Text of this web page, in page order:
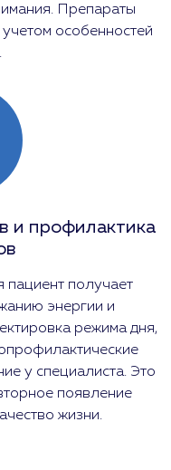
Препараты
особенностей
и профилактика
пациент получает
энергии и
режима дня,
у специалиста. Это
появление
жизни.